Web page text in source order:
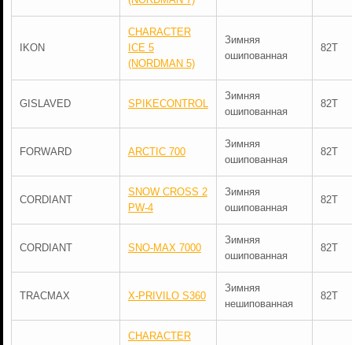
IKON
CHARACTER
ICE 5
(NORDMAN 5)
Зимняя
ошипованная
82T
GISLAVED SPIKECONTROL
Зимняя
ошипованная
82T
FORWARD ARCTIC 700
Зимняя
ошипованная
82T
CORDIANT
SNOW CROSS 2
PW-4
Зимняя
ошипованная
82T
CORDIANT SNO-MAX 7000
Зимняя
ошипованная
82T
TRACMAX X-PRIVILO S360
Зимняя
нешипованная
82T
CHARACTER